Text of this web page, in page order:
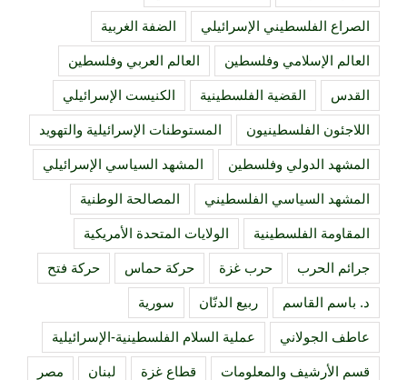
الصراع الفلسطيني الإسرائيلي الضفة الغربية
العالم الإسلامي وفلسطين العالم العربي وفلسطين
القدس القضية الفلسطينية الكنيست الإسرائيلي
اللاجئون الفلسطينيون المستوطنات الإسرائيلية والتهويد
المشهد الدولي وفلسطين المشهد السياسي الإسرائيلي
المشهد السياسي الفلسطيني المصالحة الوطنية
المقاومة الفلسطينية الولايات المتحدة الأمريكية
جرائم الحرب حرب غزة حركة حماس حركة فتح
د. باسم القاسم ربيع الدنّان سورية
عاطف الجولاني عملية السلام الفلسطينية-الإسرائيلية
قسم الأرشيف والمعلومات قطاع غزة لبنان مصر